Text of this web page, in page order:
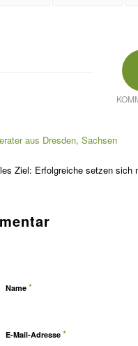
aus Dresden, Sachsen
Ziel: Erfolgreiche setzen
Name *
E-Mail-Adresse *